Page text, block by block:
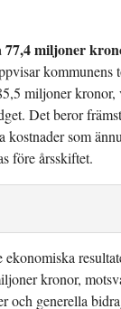
77,4 miljoner
kommunens
miljoner
Det beror
kostnader som
före årsskiftet.
ekonomiska
kronor,
och generella